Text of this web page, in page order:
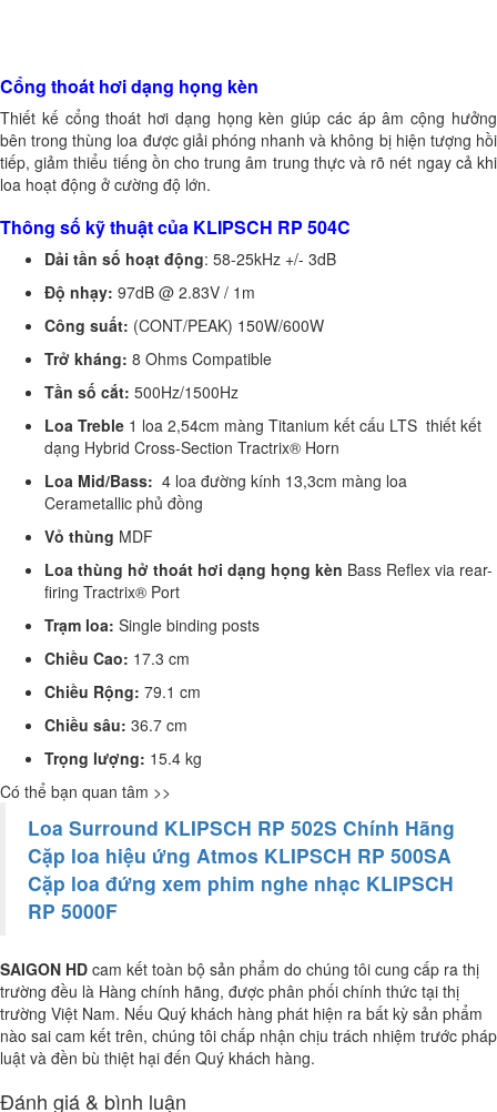
Cổng thoát hơi dạng họng kèn
Thiết kế cổng thoát hơi dạng họng kèn giúp các áp âm cộng hưởng
bên trong thùng loa được giải phóng nhanh và không bị hiện tượng hồi
tiếp, giảm thiểu tiếng ồn cho trung âm trung thực và rõ nét ngay cả khi
loa hoạt động ở cường độ lớn.
Thông số kỹ thuật của KLIPSCH RP 504C
Dải tần số hoạt động: 58-25kHz +/- 3dB
Độ nhạy: 97dB @ 2.83V / 1m
Công suất: (CONT/PEAK) 150W/600W
Trở kháng: 8 Ohms Compatible
Tần số cắt: 500Hz/1500Hz
Loa Treble 1 loa 2,54cm màng Titanium kết cấu LTS thiết kết
dạng Hybrid Cross-Section Tractrix® Horn
Loa Mid/Bass: 4 loa đường kính 13,3cm màng loa
Cerametallic phủ đồng
Vỏ thùng MDF
Loa thùng hở thoát hơi dạng họng kèn Bass Reflex via rear-
firing Tractrix® Port
Trạm loa: Single binding posts
Chiều Cao: 17.3 cm
Chiều Rộng: 79.1 cm
Chiều sâu: 36.7 cm
Trọng lượng: 15.4 kg
Có thể bạn quan tâm >>
Loa Surround KLIPSCH RP 502S Chính Hãng
Cặp loa hiệu ứng Atmos KLIPSCH RP 500SA
Cặp loa đứng xem phim nghe nhạc KLIPSCH
RP 5000F
SAIGON HD cam kết toàn bộ sản phẩm do chúng tôi cung cấp ra thị
trường đều là Hàng chính hãng, được phân phối chính thức tại thị
trường Việt Nam. Nếu Quý khách hàng phát hiện ra bất kỳ sản phẩm
nào sai cam kết trên, chúng tôi chấp nhận chịu trách nhiệm trước pháp
luật và đền bù thiệt hại đến Quý khách hàng.
Đánh giá & bình luận